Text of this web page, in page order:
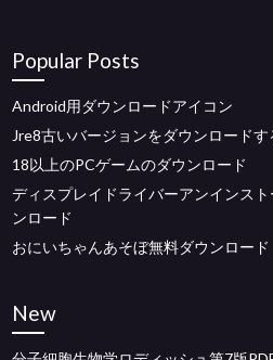
Popular Posts
Android用ダウンロードアイコン
Jre8古いバージョンをダウンロードす
18以上のPCゲームのダウンロード
ディスプレイドライバーアンインス
ンロード
おにいちゃんあそぼ無料ダウンロード
New